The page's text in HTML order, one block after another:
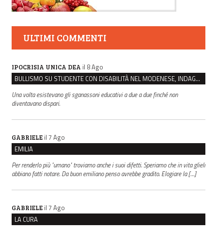
ULTIMI COMMENTI
IPOCRISIA UNICA DEA il 8 Ago
BULLISMO SU STUDENTE CON DISABILITÀ NEL MODENESE, INDAGATI DUE RAGAZZI DI 16 ANNI
Una volta esistevano gli sganassoni educativi a due a due finché non
diventavano dispari.
GABRIELE il 7 Ago
EMILIA
Per renderlo più "umano" troviamo anche i suoi difetti. Speriamo che in vita glieli
abbiano fatti notare. Da buon emiliano penso avrebbe gradito. Elogiare la […]
GABRIELE il 7 Ago
LA CURA